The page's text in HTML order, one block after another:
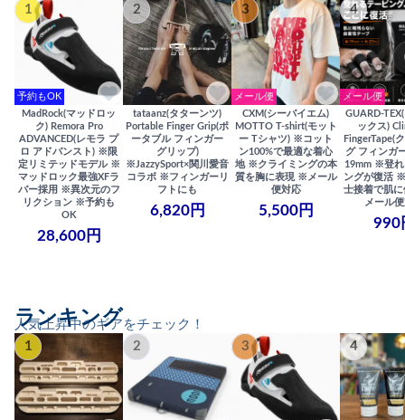
1
予約もOK
MadRock(マッドロッ
ク) Remora Pro
ADVANCED(レモラ プ
ロ アドバンスト) ※限
定リミテッドモデル ※
マッドロック最強XFラ
バー採用 ※異次元のフ
リクション ※予約も
OK
28,600円
2
tataanz(タターンツ)
Portable Finger Grip(ポ
ータブル フィンガー
グリップ)
※JazzySport×関川愛音
コラボ ※フィンガーリ
フトにも
6,820円
3
メール便
CXM(シーバイエム)
MOTTO T-shirt(モット
ー Tシャツ) ※コット
ン100%で最適な着心
地 ※クライミングの本
質を胸に表現 ※メール
便対応
5,500円
4
メール便
GUARD-
ックス)
FingerTape(
グ フィンガ
19mm ※登れ
ングが復活
士接着で肌
メール
990
人気上昇中のギアをチェック！
ランキング
1 2 3 4